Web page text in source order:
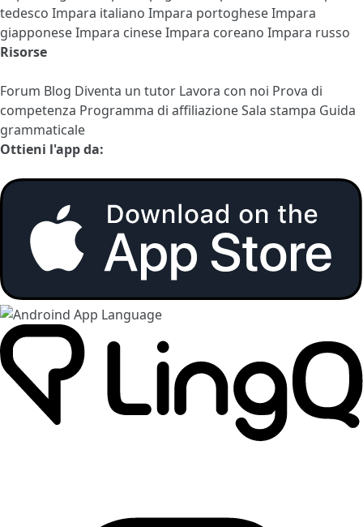
tedesco Impara italiano Impara portogheseImpara
giapponeseImpara cineseImpara coreano Impara russo
Risorse
Forum Blog Diventa un tutor Lavora con noi Prova di
competenza Programma di affiliazioneSala stampa Guida
grammaticale
Ottieni l'app da: